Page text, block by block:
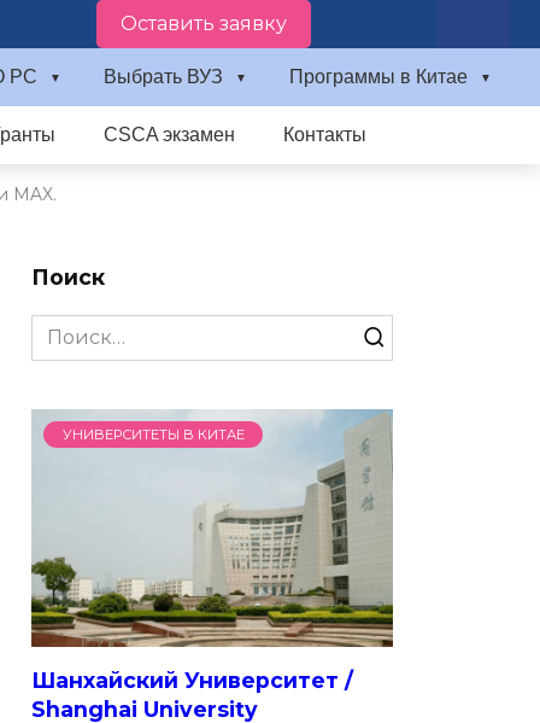
Оставить заявку
PC Выбрать ВУЗ Программы в Китае
CSCA экзамен Контакты
MAX.
Поиск
Search
for:
УНИВЕРСИТЕТЫ В КИТАЕ
Шанхайский Университет /
Shanghai University